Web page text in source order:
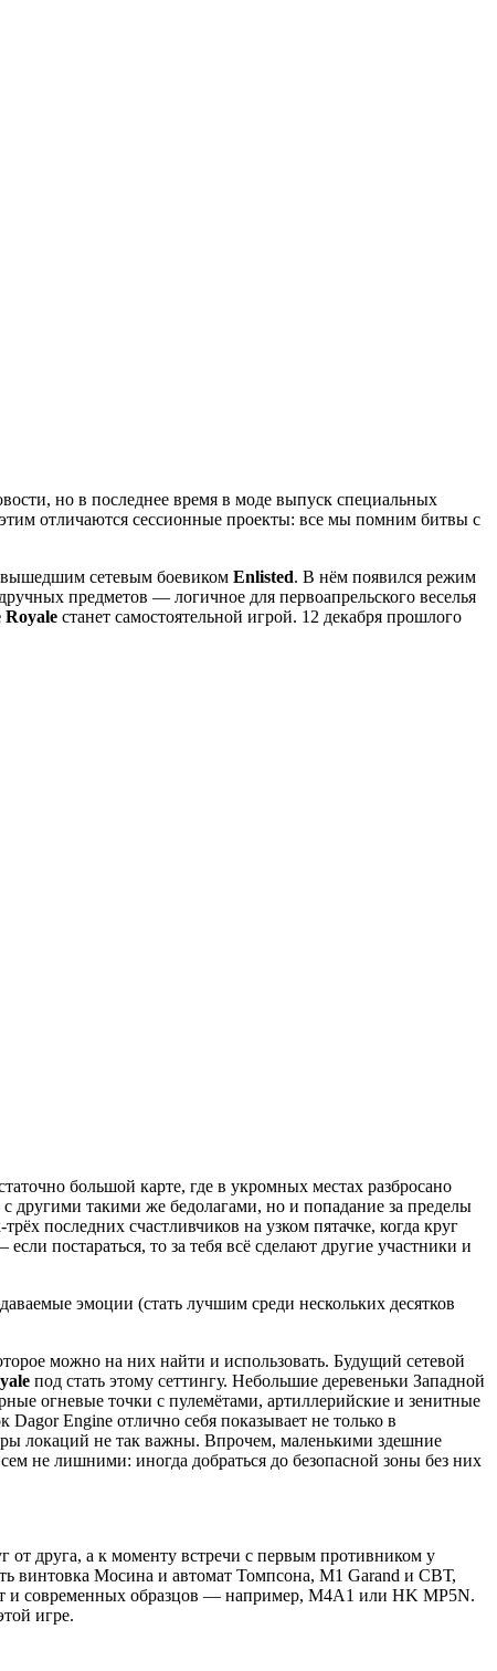
но в последнее время в моде выпуск специальных
отличаются сессионные проекты: все мы помним битвы с
вышедшим сетевым боевиком Enlisted. В нём появился режим
предметов — логичное для первоапрельского веселья
Royale станет самостоятельной игрой. 12 декабря прошлого
большой карте, где в укромных местах разбросано
другими такими же бедолагами, но и попадание за пределы
последних счастливчиков на узком пятачке, когда круг
постараться, то за тебя всё сделают другие участники и
эмоции (стать лучшим среди нескольких десятков
можно на них найти и использовать. Будущий сетевой
под стать этому сеттингу. Небольшие деревеньки Западной
огневые точки с пулемётами, артиллерийские и зенитные
Engine отлично себя показывает не только в
локаций не так важны. Впрочем, маленькими здешние
не лишними: иногда добраться до безопасной зоны без них
от друга, а к моменту встречи с первым противником у
винтовка Мосина и автомат Томпсона, M1 Garand и СВТ,
современных образцов — например, M4A1 или HK MP5N.
игре.